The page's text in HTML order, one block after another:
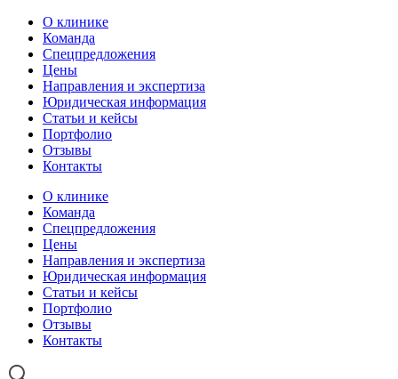
О клинике
Команда
Спецпредложения
Цены
Направления и экспертиза
Юридическая информация
Статьи и кейсы
Портфолио
Отзывы
Контакты
О клинике
Команда
Спецпредложения
Цены
Направления и экспертиза
Юридическая информация
Статьи и кейсы
Портфолио
Отзывы
Контакты